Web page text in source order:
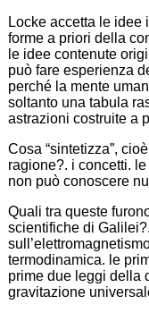
Locke accetta le idee
forme a priori della
le idee contenute
può fare esperienza
perché la mente
soltanto una tabula
astrazioni costruite a
Cosa “sintetizza”,
ragione?. i concetti.
non può conoscere
Quali tra queste
scientifiche di
termodinamica. le
prime due leggi della
gravitazione